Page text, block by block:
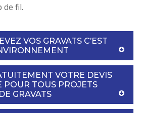
de fil.
VOS GRAVATS C’EST
VOTRE DEVIS
POUR TOUS PROJETS
GRAVATS